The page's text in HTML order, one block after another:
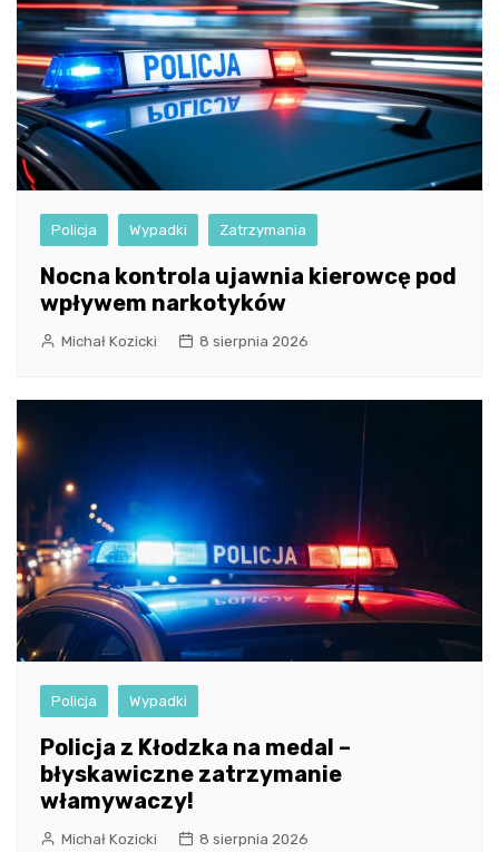
Policja Wypadki Zatrzymania
Nocna kontrola ujawnia kierowcę pod
wpływem narkotyków
Michał Kozicki 8 sierpnia 2026
Policja Wypadki
Policja z Kłodzka na medal –
błyskawiczne zatrzymanie
włamywaczy!
Michał Kozicki 8 sierpnia 2026